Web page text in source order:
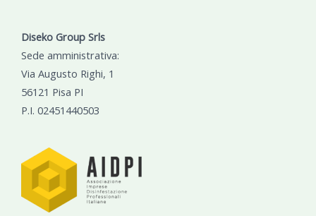
Diseko Group Srls
Sede amministrativa:
Via Augusto Righi, 1
56121 Pisa PI
P.I. 02451440503